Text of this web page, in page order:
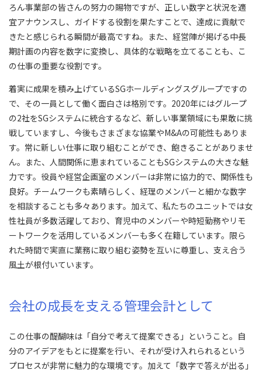
ろん事業部の皆さんの努力の賜物ですが、正しい数字と状況を適
宜アナウンスし、ガイドする役割を果たすことで、達成に貢献で
きたと感じられる瞬間が最高ですね。また、経営陣が掲げる中長
期計画の内容を数字に変換し、具体的な戦略を立てることも、こ
の仕事の重要な役割です。
着実に成果を積み上げているSGホールディングスグループですの
で、その一員として働く面白さは格別です。2020年にはグループ
の2社をSGシステムに統合するなど、新しい事業領域にも果敢に挑
戦していますし、今後もさまざまな協業やM&Aの可能性もありま
す。常に新しい仕事に取り組むことができ、飽きることがありませ
ん。また、人間関係に恵まれていることもSGシステムの大きな魅
力です。役員や経営企画室のメンバーは非常に協力的で、関係性も
良好。チームワークも素晴らしく、経理のメンバーと細かな数字
を相談することも多々あります。加えて、私たちのユニットでは女
性社員が多数活躍しており、育児中のメンバーや時短勤務やリモ
ートワークを活用しているメンバーも多く在籍しています。限ら
れた時間で実直に業務に取り組む姿勢を互いに尊重し、支え合う
風土が根付いています。
会社の成長を支える管理会計として
この仕事の醍醐味は「自分で考えて提案できる」ということ。自
分のアイデアをもとに提案を行い、それが受け入れられるという
プロセスが非常に魅力的な環境です。加えて「数字で答えが出る」